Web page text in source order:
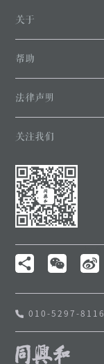
关于
帮助
法律声明
010-5297-8116
关注我们